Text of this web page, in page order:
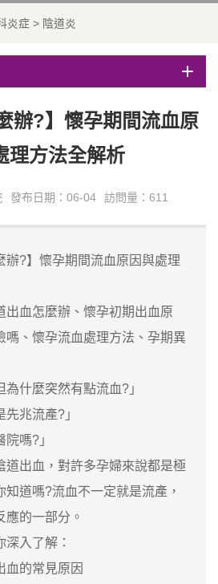
炎症 > 陰道炎
辦?】懷孕期間流血原
理方法全解析
發布日期：06-04 訪問量：611
?】懷孕期間流血原因與處理
血怎麼辦、懷孕初期出血原
嗎、懷孕流血處理方法、孕期異
什麼突然有點流血?」
兆流產?」
嗎?」
出血，對許多孕婦來說都是極
知道嗎?流血不一定就是流產，
應的一部分。
入了解：
的常見原因